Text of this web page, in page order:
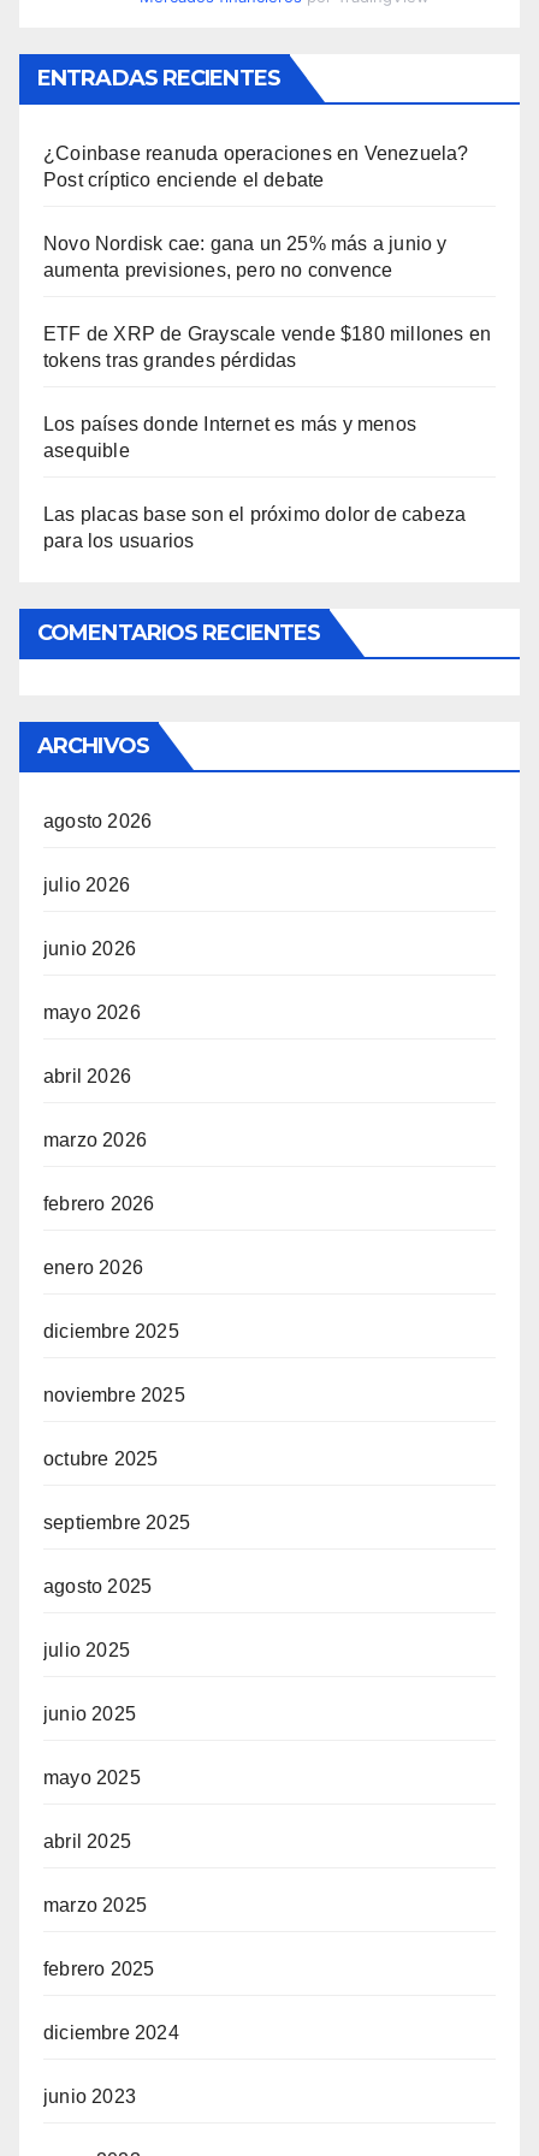
ENTRADAS RECIENTES
¿Coinbase reanuda operaciones en Venezuela?
Post críptico enciende el debate
Novo Nordisk cae: gana un 25% más a junio y
aumenta previsiones, pero no convence
ETF de XRP de Grayscale vende $180 millones en
tokens tras grandes pérdidas
Los países donde Internet es más y menos
asequible
Las placas base son el próximo dolor de cabeza
para los usuarios
COMENTARIOS RECIENTES
ARCHIVOS
agosto 2026
julio 2026
junio 2026
mayo 2026
abril 2026
marzo 2026
febrero 2026
enero 2026
diciembre 2025
noviembre 2025
octubre 2025
septiembre 2025
agosto 2025
julio 2025
junio 2025
mayo 2025
abril 2025
marzo 2025
febrero 2025
diciembre 2024
junio 2023